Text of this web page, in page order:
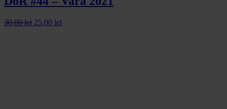
30,00lei 25,00 lei